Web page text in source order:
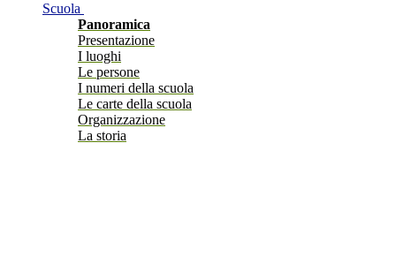
Scuola
Panoramica
Presentazione
I luoghi
Le persone
I numeri della scuola
Le carte della scuola
Organizzazione
La storia